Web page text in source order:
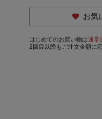
お気
はじめてのお買い物は通常
2回目以降もご注文金額に